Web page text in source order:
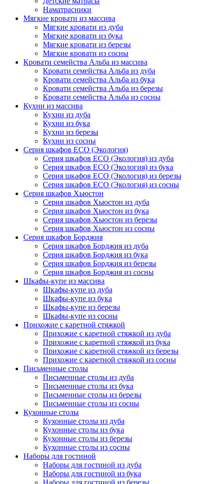
Наматрасники
Мягкие кровати из массива
Мягкие кровати из дуба
Мягкие кровати из бука
Мягкие кровати из березы
Мягкие кровати из сосны
Кровати семейства Альба из массива
Кровати семейства Альба из дуба
Кровати семейства Альба из бука
Кровати семейства Альба из березы
Кровати семейства Альба из сосны
Кухни из массива
Кухни из дуба
Кухни из бука
Кухни из березы
Кухни из сосны
Серия шкафов ECO (Экология)
Серия шкафов ECO (Экология) из дуба
Серия шкафов ECO (Экология) из бука
Серия шкафов ECO (Экология) из березы
Серия шкафов ECO (Экология) из сосны
Серия шкафов Хьюстон
Серия шкафов Хьюстон из дуба
Серия шкафов Хьюстон из бука
Серия шкафов Хьюстон из березы
Серия шкафов Хьюстон из сосны
Серия шкафов Борджия
Серия шкафов Борджия из дуба
Серия шкафов Борджия из бука
Серия шкафов Борджия из березы
Серия шкафов Борджия из сосны
Шкафы-купе из массива
Шкафы-купе из дуба
Шкафы-купе из бука
Шкафы-купе из березы
Шкафы-купе из сосны
Прихожие с каретной стяжкой
Прихожие с каретной стяжкой из дуба
Прихожие с каретной стяжкой из бука
Прихожие с каретной стяжкой из березы
Прихожие с каретной стяжкой из сосны
Письменные столы
Письменные столы из дуба
Письменные столы из бука
Письменные столы из березы
Письменные столы из сосны
Кухонные столы
Кухонные столы из дуба
Кухонные столы из бука
Кухонные столы из березы
Кухонные столы из сосны
Наборы для гостиной
Наборы для гостиной из дуба
Наборы для гостиной из бука
Наборы для гостиной из березы